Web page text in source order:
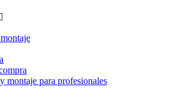
montaje para profesionales